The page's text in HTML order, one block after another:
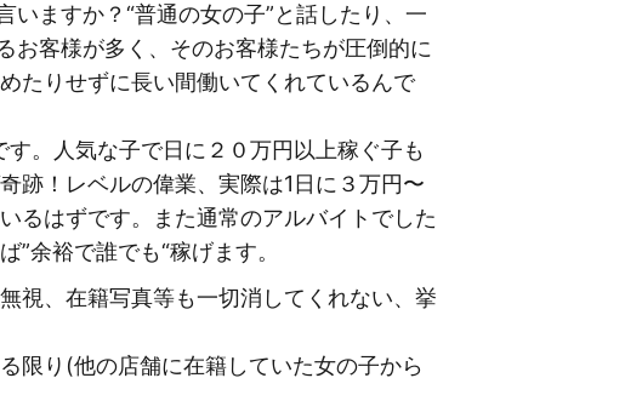
ますか？“普通の女の子”と話したり、一
お客様が多く、そのお客様たちが圧倒的に
たりせずに長い間働いてくれているんで
。人気な子で日に２０万円以上稼ぐ子も
跡！レベルの偉業、実際は1日に３万円〜
るはずです。また通常のアルバイトでした
余裕で誰でも“稼げます。
視、在籍写真等も一切消してくれない、挙
限り(他の店舗に在籍していた女の子から